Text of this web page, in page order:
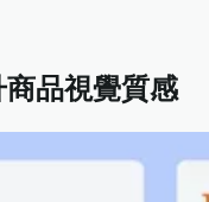
品視覺質感